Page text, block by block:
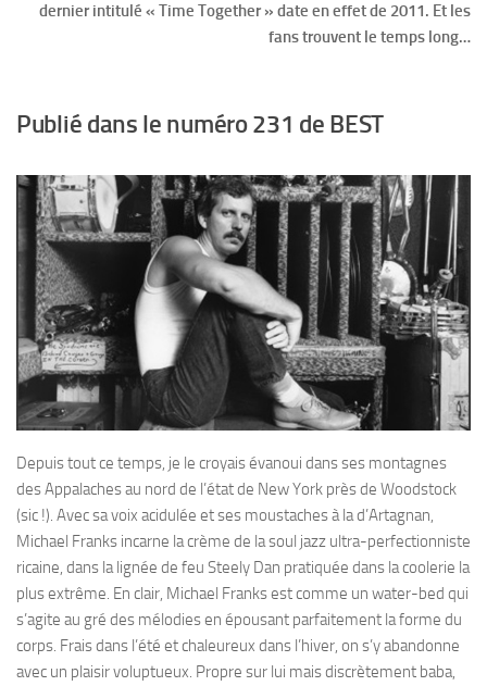
dernier intitulé « Time Together » date en effet de 2011. Et les
fans trouvent le temps long…
Publié dans le numéro 231 de BEST
Depuis tout ce temps, je le croyais évanoui dans ses montagnes
des Appalaches au nord de l’état de New York près de Woodstock
(sic !). Avec sa voix acidulée et ses moustaches à la d’Artagnan,
Michael Franks incarne la crème de la soul jazz ultra-perfectionniste
ricaine, dans la lignée de feu Steely Dan pratiquée dans la coolerie la
plus extrême. En clair, Michael Franks est comme un water-bed qui
s’agite au gré des mélodies en épousant parfaitement la forme du
corps. Frais dans l’été et chaleureux dans l’hiver, on s’y abandonne
avec un plaisir voluptueux. Propre sur lui mais discrètement baba,